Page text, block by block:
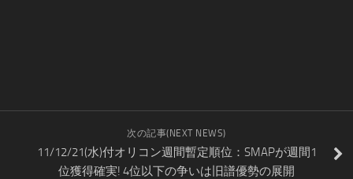
次の記事(NEXT NEWS)
11/12/21(水)付オリコン週間暫定順位：SMAPが週間1
位獲得確実! 4位以下の争いは旧譜優勢の展開